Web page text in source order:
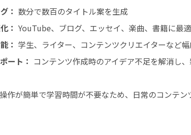
： 数分で数百のタイトル案を生成
： YouTube、ブログ、エッセイ、楽曲、書籍に最
： 学生、ライター、コンテンツクリエイターなど
ート： コンテンツ作成時のアイデア不足を解消し
作が簡単で学習時間が不要なため、日常のコンテン